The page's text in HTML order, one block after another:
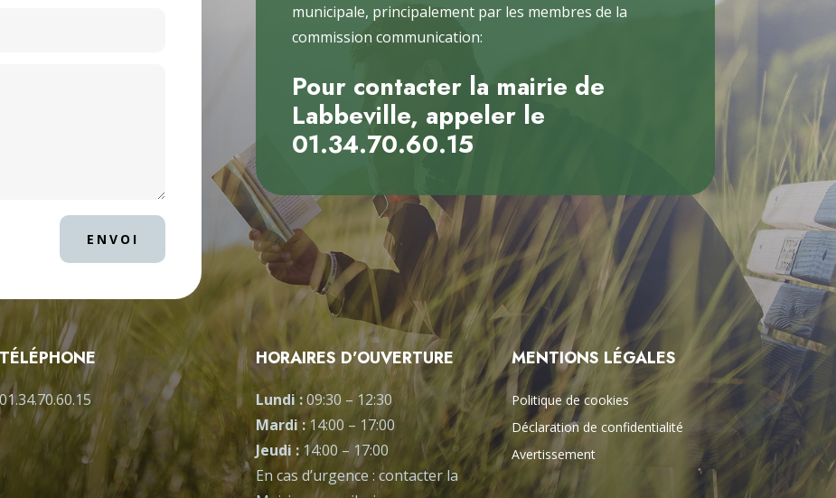
ENVOI
municipale, principalement par les membres de la
commission communication:
Pour contacter la mairie de
Labbeville, appeler le
01.34.70.60.15
TÉLÉPHONE
01.34.70.60.15
HORAIRES D’OUVERTURE
Lundi :09:30 – 12:30
Mardi : 14:00 – 17:00
Jeudi : 14:00 – 17:00
En cas d’urgence : contacter la
MENTIONS LÉGALES
Politique de cookies
Déclaration de confidentialité
Avertissement